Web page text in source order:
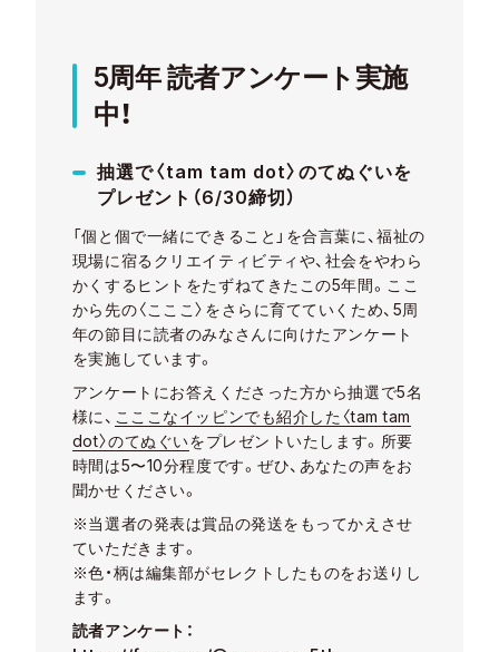
5周年 読者アンケート実施
中！
抽選で〈tam tam dot〉のてぬぐいを
プレゼント（6/30締切）
「個と個で一緒にできること」を合言葉に、福祉の
現場に宿るクリエイティビティや、社会をやわら
かくするヒントをたずねてきたこの5年間。ここ
から先の〈こここ〉をさらに育てていくため、5周
年の節目に読者のみなさんに向けたアンケート
を実施しています。
アンケートにお答えくださった方から抽選で5名
様に、 こここなイッピンでも紹介した〈tam tam
dot〉のてぬぐいをプレゼントいたします。所要
時間は5〜10分程度です。ぜひ、あなたの声をお
聞かせください。
※当選者の発表は賞品の発送をもってかえさせ
ていただきます。
※色・柄は編集部がセレクトしたものをお送りし
ます。
読者アンケート：